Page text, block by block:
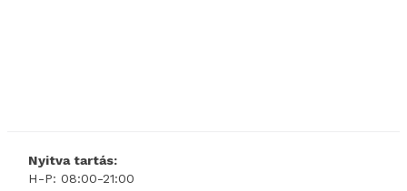
Nyitva tartás:
H-P: 08:00-21:00